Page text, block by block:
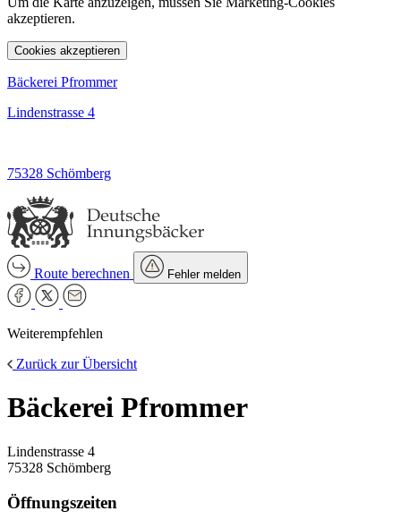
akzeptieren.
Cookies akzeptieren
Bäckerei Pfrommer
Lindenstrasse 4
75328 Schömberg
Route berechnen Fehler melden
Weiterempfehlen
Zurück zur Übersicht
Bäckerei Pfrommer
Lindenstrasse 4
75328 Schömberg
Öffnungszeiten